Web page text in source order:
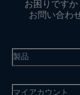
お困りですか
お問い合わ
製品
マイアカウント